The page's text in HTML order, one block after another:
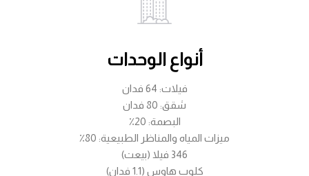
أنواع الوحدات
فيلات: 64 فدان
شقق: 80 فدان
البصمة: 20٪
ميزات المياه والمناظر الطبيعية: 80٪
346 فيلا (بيعت)
كلوب هاوس (1.1 فدان)